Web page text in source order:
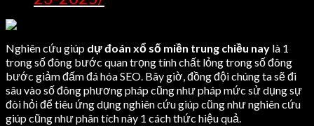
Nghiên cứu giúp dự đoán xổ số miền trung chiều nay là 1
trong số đông bước quan trọng tính chất lỏng trong số đông
bước giảm đấm đá hóa SEO. Bây giờ, đồng đội chúng ta sẽ đi
sâu vào số đông phương pháp cũng như pháp mức sử dụng sự
đòi hỏi để tiêu ứng dụng nghiên cứu giúp cũng như nghiên cứu
giúp cũng như phân tích này 1 cách thức hiệu quả.